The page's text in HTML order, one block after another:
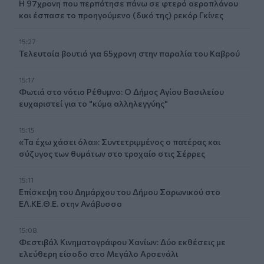
Η 97χρονη που περπάτησε πάνω σε φτερό αεροπλάνου
και έσπασε το προηγούμενο (δικό της) ρεκόρ Γκίνες
15:27
Τελευταία βουτιά για 65χρονη στην παραλία του Καβρού
15:17
Φωτιά στο νότιο Ρέθυμνο: Ο Δήμος Αγίου Βασιλείου
ευχαριστεί για το "κύμα αλληλεγγύης"
15:15
«Τα έχω χάσει όλα»: Συντετριμμένος ο πατέρας και
σύζυγος των θυμάτων στο τροχαίο στις Σέρρες
15:11
Επίσκεψη του Δημάρχου του Δήμου Σαρωνικού στο
ΕΛ.ΚΕ.Θ.Ε. στην Ανάβυσσο
15:08
Φεστιβάλ Κινηματογράφου Χανίων: Δύο εκθέσεις με
ελεύθερη είσοδο στο Μεγάλο Αρσενάλι